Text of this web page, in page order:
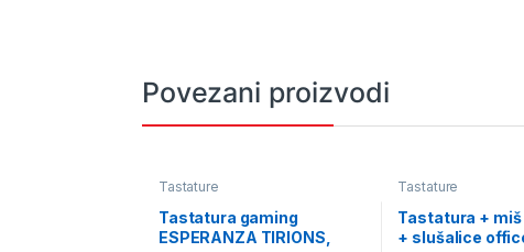
Povezani proizvodi
Tastature
Tastatura gaming
ESPERANZA TIRIONS,
Tastature
Tastatura + miš
+ slušalice